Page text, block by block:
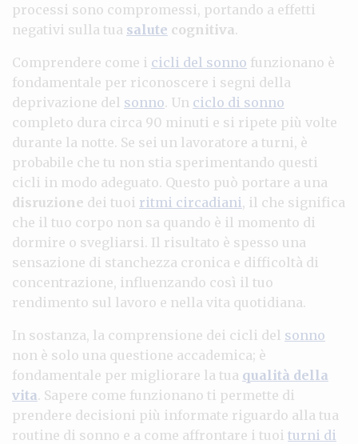
processi sono compromessi, portando a effetti
negativi sulla tua salute cognitiva.
Comprendere come i cicli del sonno funzionano è
fondamentale per riconoscere i segni della
deprivazione del sonno. Un ciclo di sonno
completo dura circa 90 minuti e si ripete più volte
durante la notte. Se sei un lavoratore a turni, è
probabile che tu non stia sperimentando questi
cicli in modo adeguato. Questo può portare a una
disruzione dei tuoi ritmi circadiani, il che significa
che il tuo corpo non sa quando è il momento di
dormire o svegliarsi. Il risultato è spesso una
sensazione di stanchezza cronica e difficoltà di
concentrazione, influenzando così il tuo
rendimento sul lavoro e nella vita quotidiana.
In sostanza, la comprensione dei cicli del sonno
non è solo una questione accademica; è
fondamentale per migliorare la tua qualità della
vita. Sapere come funzionano ti permette di
prendere decisioni più informate riguardo alla tua
routine di sonno e a come affrontare i tuoi turni di